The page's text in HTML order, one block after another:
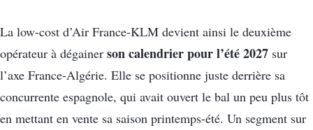
La low-cost d’Air France-KLM devient ainsi le deuxième
opérateur à dégainer son calendrier pour l’été 2027 sur
l’axe France-Algérie. Elle se positionne juste derrière sa
concurrente espagnole, qui avait ouvert le bal un peu plus tôt
en mettant en vente sa saison printemps-été. Un segment sur